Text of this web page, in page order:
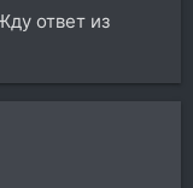
ответ из